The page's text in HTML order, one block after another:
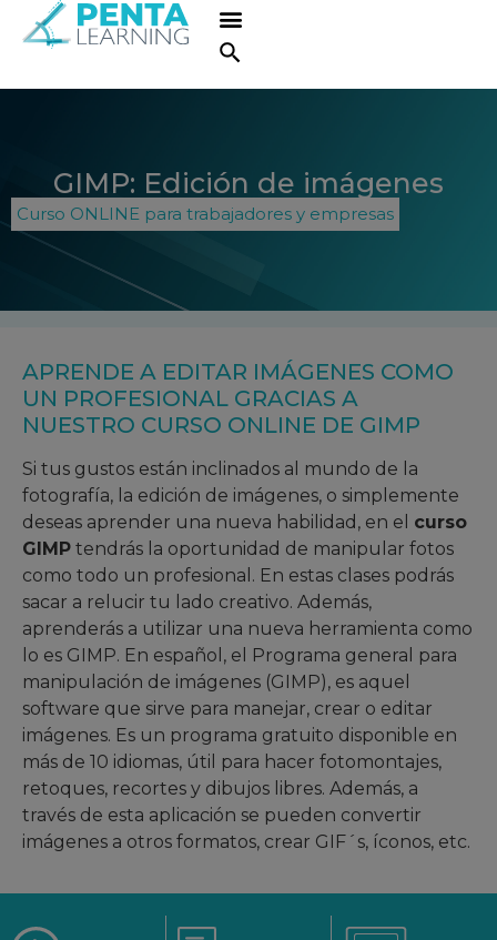
GIMP: Edición de imágenes
Curso ONLINE para trabajadores y empresas
APRENDE A EDITAR IMÁGENES COMO
UN PROFESIONAL GRACIAS A
NUESTRO CURSO ONLINE DE GIMP
Si tus gustos están inclinados al mundo de la
fotografía, la edición de imágenes, o simplemente
deseas aprender una nueva habilidad, en el curso
GIMP tendrás la oportunidad de manipular fotos
como todo un profesional. En estas clases podrás
sacar a relucir tu lado creativo. Además,
aprenderás a utilizar una nueva herramienta como
lo es GIMP. En español, el Programa general para
manipulación de imágenes (GIMP), es aquel
software que sirve para manejar, crear o editar
imágenes. Es un programa gratuito disponible en
más de 10 idiomas, útil para hacer fotomontajes,
retoques, recortes y dibujos libres. Además, a
través de esta aplicación se pueden convertir
imágenes a otros formatos, crear GIF´s, íconos, etc.